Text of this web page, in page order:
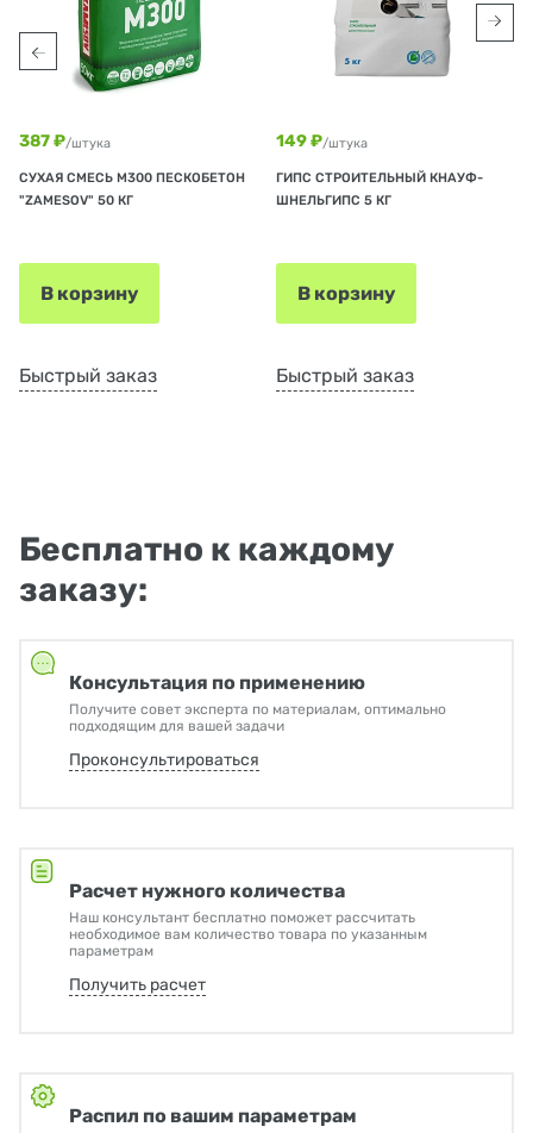
387 ₽/штука
СУХАЯ СМЕСЬ М300 ПЕСКОБЕТОН
"ZAMESOV" 50 КГ
В корзину
Быстрый заказ
149 ₽/штука
ГИПС СТРОИТЕЛЬНЫЙ КНАУФ-
ШНЕЛЬГИПС 5 КГ
В корзину
Быстрый заказ
Бесплатно к каждому
заказу:
Консультация по применению
Получите совет эксперта по материалам, оптимально
подходящим для вашей задачи
Проконсультироваться
Расчет нужного количества
Наш консультант бесплатно поможет рассчитать
необходимое вам количество товара по указанным
параметрам
Получить расчет
Распил по вашим параметрам